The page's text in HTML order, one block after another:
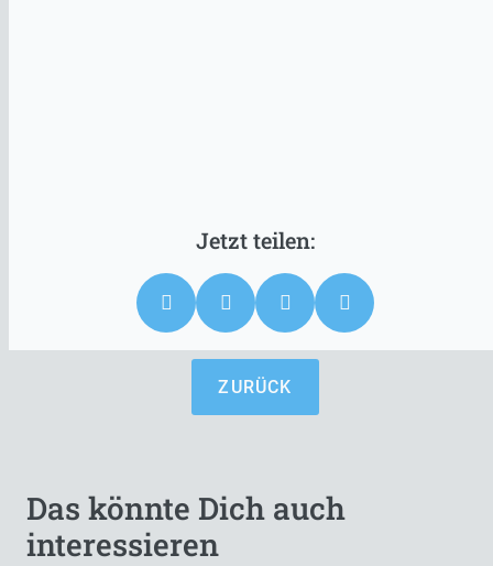
ZURÜCK
Das könnte Dich auch
interessieren